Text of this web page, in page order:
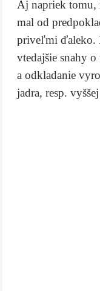
Aj napriek tomu,
mal od
priveľmi ďaleko.
vtedajšie snahy
a odkladanie
jadra, resp.